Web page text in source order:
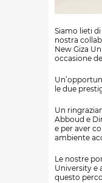
Siamo lieti
nostra
New Giza
occasione
le due
Un
Abboud e
e per aver
ambiente
Le nostre
University e
questo